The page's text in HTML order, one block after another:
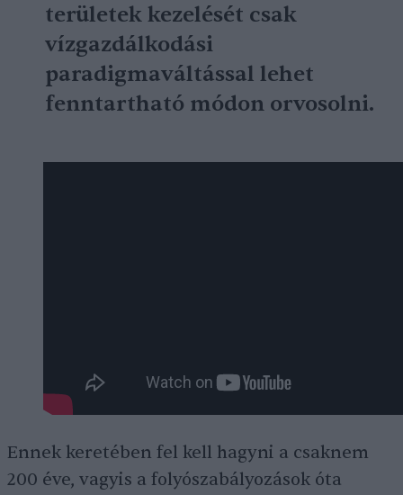
területek kezelését csak
vízgazdálkodási
paradigmaváltással lehet
fenntartható módon orvosolni.
Ennek keretében fel kell hagyni a csaknem
200 éve, vagyis a folyószabályozások óta